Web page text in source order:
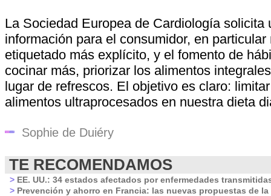
La Sociedad Europea de Cardiología solicita
información para el consumidor, en particular
etiquetado más explícito, y el fomento de
cocinar más, priorizar los alimentos
lugar de refrescos. El objetivo es claro:
alimentos ultraprocesados en nuestra dieta
Sophie de Duiéry
TE RECOMENDAMOS
> EE. UU.: 34 estados afectados por enfermedades
> Prevención y ahorro en Francia: las nuevas propuestas de la